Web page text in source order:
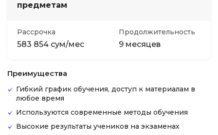
предметам
Рассрочка
583 854 сум/мес
Продолжительность
9 месяцев
Преимущества
Гибкий график обучения, доступ к материалам в
любое время
Используются современные методы обучения
Высокие результаты учеников на экзаменах